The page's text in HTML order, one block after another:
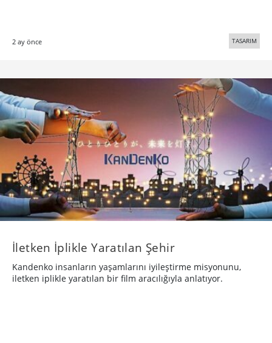
2 ay önce TASARIM
İletken İplikle Yaratılan Şehir
Kandenko insanların yaşamlarını iyileştirme misyonunu,
iletken iplikle yaratılan bir film aracılığıyla anlatıyor.